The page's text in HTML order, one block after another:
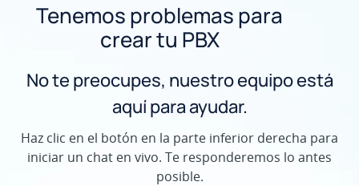
Tenemos problemas para
crear tu PBX
No te preocupes, nuestro equipo está
aquí para ayudar.
Haz clic en el botón en la parte inferior derecha para
iniciar un chat en vivo. Te responderemos lo antes
posible.